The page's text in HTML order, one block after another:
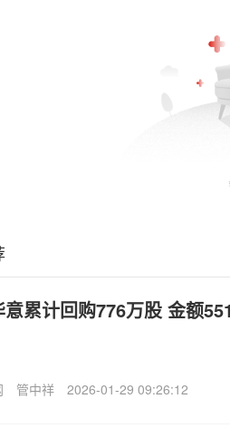
意累计回购776万股 金额
管中祥 2026-01-29 09:26:12